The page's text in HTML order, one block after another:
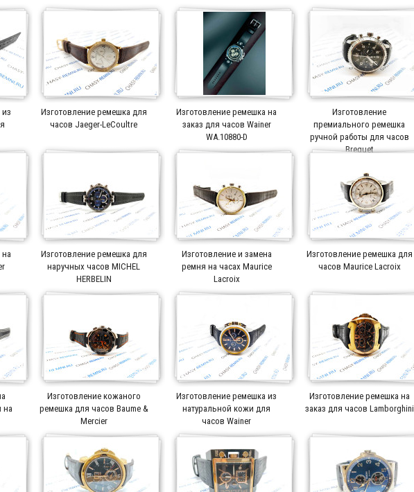
Изготовление ремешка для
часов Jaeger-LeCoultre
Изготовление ремешка на
заказ для часов Wainer
WA.10880-D
Изготовление
премиального ремешка
ручной работы для часов
Breguet
Изготовление ремешка для
наручных часов MICHEL
HERBELIN
Изготовление и замена
ремня на часах Maurice
Lacroix
Изготовление ремешка для
часов Maurice Lacroix
на
Изготовление кожаного
ремешка для часов Baume &
Mercier
Изготовление ремешка из
натуральной кожи для
часов Wainer
Изготовление ремешка на
заказ для часов Lamborghini